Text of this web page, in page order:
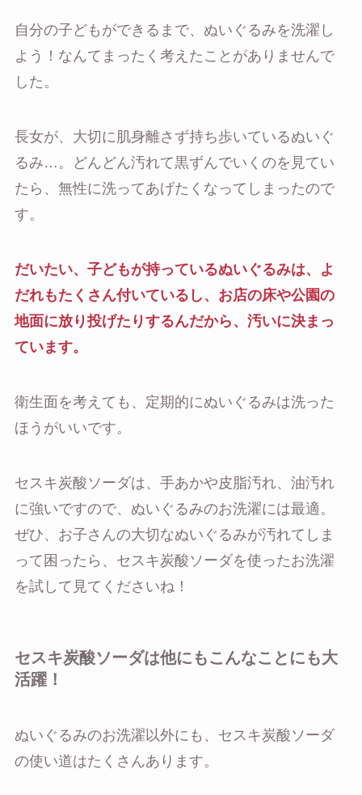
自分の子どもができるまで、ぬいぐるみを洗濯し
よう！なんてまったく考えたことがありませんで
した。
長女が、大切に肌身離さず持ち歩いているぬいぐ
るみ…。どんどん汚れて黒ずんでいくのを見てい
たら、無性に洗ってあげたくなってしまったので
す。
だいたい、子どもが持っているぬいぐるみは、よ
だれもたくさん付いているし、お店の床や公園の
地面に放り投げたりするんだから、汚いに決まっ
ています。
衛生面を考えても、定期的にぬいぐるみは洗った
ほうがいいです。
セスキ炭酸ソーダは、手あかや皮脂汚れ、油汚れ
に強いですので、ぬいぐるみのお洗濯には最適。
ぜひ、お子さんの大切なぬいぐるみが汚れてしま
って困ったら、セスキ炭酸ソーダを使ったお洗濯
を試して見てくださいね！
セスキ炭酸ソーダは他にもこんなことにも大
活躍！
ぬいぐるみのお洗濯以外にも、セスキ炭酸ソーダ
の使い道はたくさんあります。